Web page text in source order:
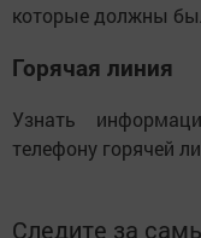
которые должны
Горячая линия
Узнать
телефону горячей
Следите за